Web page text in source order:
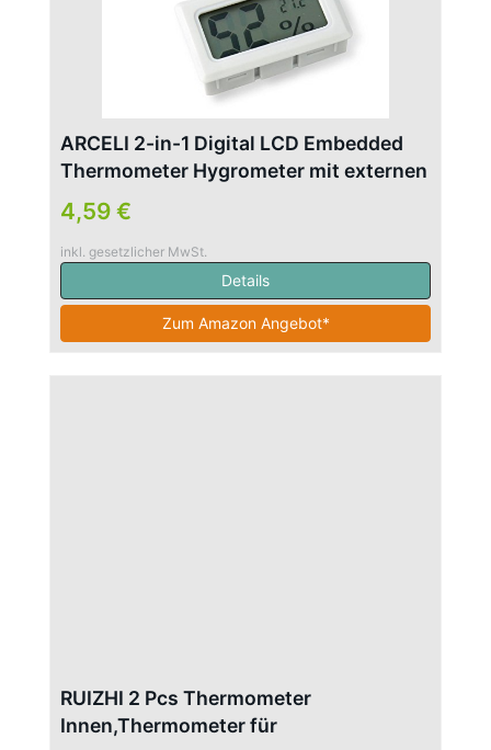
ARCELI 2-in-1 Digital LCD Embedded
Thermometer Hygrometer mit externen
für Reptil Inkubator Aquarium Geflügel
– Weiß
4,59 €
inkl. gesetzlicher MwSt.
Details
Zum Amazon Angebot*
RUIZHI 2 Pcs Thermometer
Innen,Thermometer für